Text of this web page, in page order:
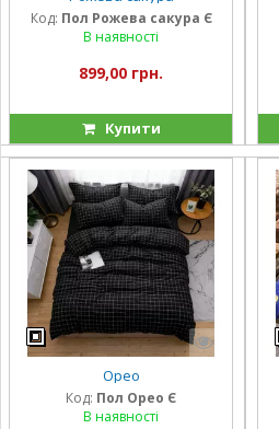
Код: Пол Рожева сакура Є
В наявності
899,00 грн.
Купити
Орео
Код: Пол Орео Є
В наявності